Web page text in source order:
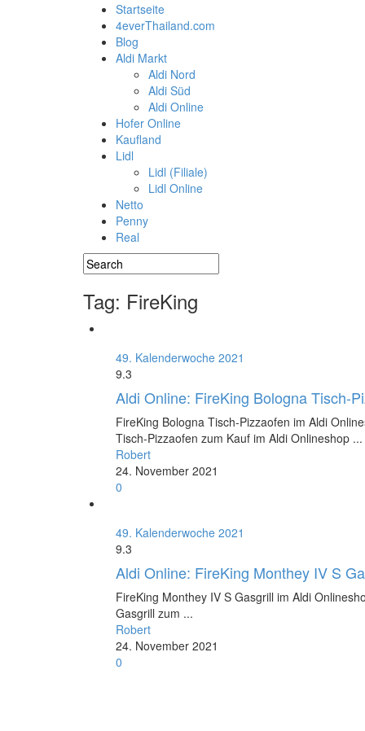
Startseite
4everThailand.com
Blog
Aldi Markt
Aldi Nord
Aldi Süd
Aldi Online
Hofer Online
Kaufland
Lidl
Lidl (Filiale)
Lidl Online
Netto
Penny
Real
Tag: FireKing
49. Kalenderwoche 2021
9.3
Aldi Online: FireKing Bologna Tisch-
FireKing Bologna Tisch-Pizzaofen im Aldi
Tisch-Pizzaofen zum Kauf im Aldi Onlineshop ...
Robert
24. November 2021
0
49. Kalenderwoche 2021
9.3
Aldi Online: FireKing Monthey IV S
FireKing Monthey IV S Gasgrill im Aldi
Gasgrill zum ...
Robert
24. November 2021
0